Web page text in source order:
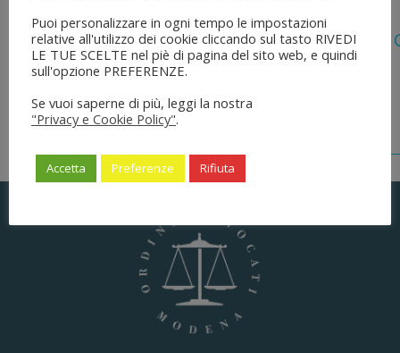
Legge 28 Luglio 2026 N. 137 “delega
Dell’ordinamento Forense”
Puoi personalizzare in ogni tempo le impostazioni
relative all'utilizzo dei cookie cliccando sul tasto RIVEDI
LE TUE SCELTE nel piè di pagina del sito web, e quindi
sull'opzione PREFERENZE.
Se vuoi saperne di più, leggi la nostra
"Privacy e Cookie Policy".
Accetta Preferenze Rifiuta